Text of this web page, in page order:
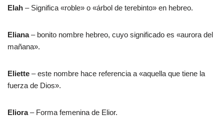
Elah – Significa «roble» o «árbol de terebinto» en hebreo.
Eliana– bonito nombre hebreo, cuyo significado es «aurora del
mañana».
Eliette – este nombre hace referencia a «aquella que tiene la
fuerza de Dios».
Eliora– Forma femenina de Elior.